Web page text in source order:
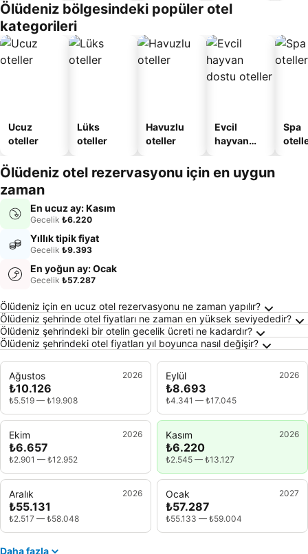
oteller
Apart
Ölüdeniz bölgesindeki popüler otel
kategorileri
Ucuz
oteller
Lüks
oteller
Havuzlu
oteller
Evcil
hayvan
oteller
Spa
Ölüdeniz otel rezervasyonu için en uygun
zaman
En ucuz ay: Kasım
Gecelik ₺6.220
Yıllık tipik fiyat
Gecelik ₺9.393
En yoğun ay: Ocak
Gecelik ₺57.287
Ölüdeniz Hakkında Sıkça Sorulan Sorular
Ölüdeniz için en ucuz otel rezervasyonu ne zaman yapılır?
Ölüdeniz şehrinde otel fiyatları ne zaman en yüksek seviyededir?
Ölüdeniz şehrindeki bir otelin gecelik ücreti ne kadardır?
Ölüdeniz şehrindeki otel fiyatları yıl boyunca nasıl değişir?
Ağustos 2026
₺10.126
₺5.519 — ₺19.908
Eylül 2026
₺8.693
₺4.341 — ₺17.045
Ekim 2026
₺6.657
₺2.901 — ₺12.952
Kasım 2026
₺6.220
₺2.545 — ₺13.127
Aralık 2026
₺55.131
₺2.517 — ₺58.048
Ocak 2027
₺57.287
₺55.133 — ₺59.004
Daha fazla